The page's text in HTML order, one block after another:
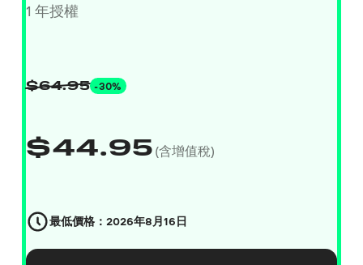
1 年授權
$64.95 -30%
$44.95(含增值稅)
最低價格： 2026年8月16日